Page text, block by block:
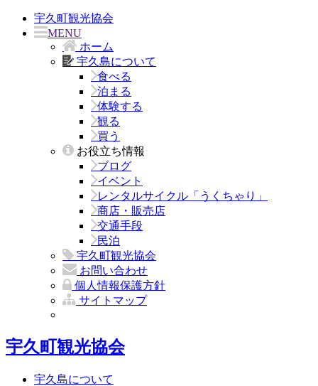
宇久町観光協会
MENU
ホーム
宇久島について
食べる
泊まる
体験する
観る
買う
お役立ち情報
ブログ
イベント
レンタルサイクル「うくちゃり」
商店・販売店
交通手段
民泊
宇久町観光協会
お問い合わせ
個人情報保護方針
サイトマップ
宇久町観光協会
宇久島について